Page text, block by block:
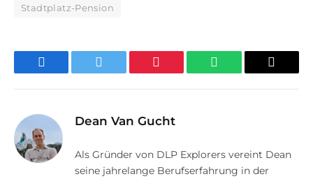
Stadtplatz-Pension
Facebook Twitter Pinterest WhatsApp E-
Dean Van Gucht
Als Gründer von DLP Explorers vereint Dean
seine jahrelange Berufserfahrung in der